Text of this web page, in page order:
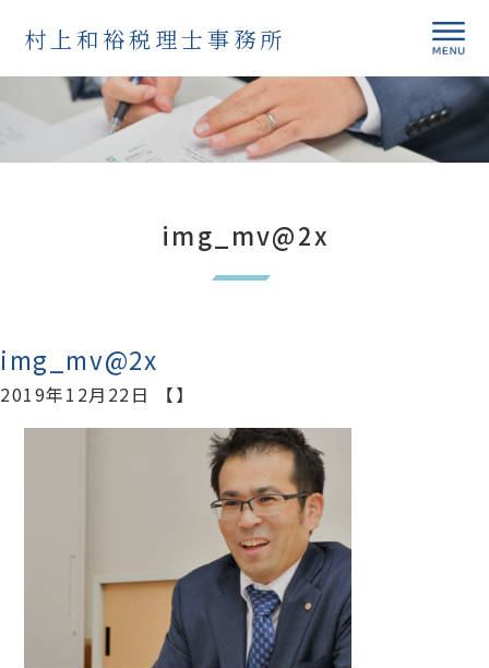
村上和裕税理士事務所
img_mv@2x
img_mv@2x
2019年12月22日 【】